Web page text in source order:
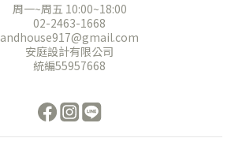
周一~周五 10:00~18:00
02-2463-1668
andhouse917@gmail.com
安庭設計有限公司
統編55957668